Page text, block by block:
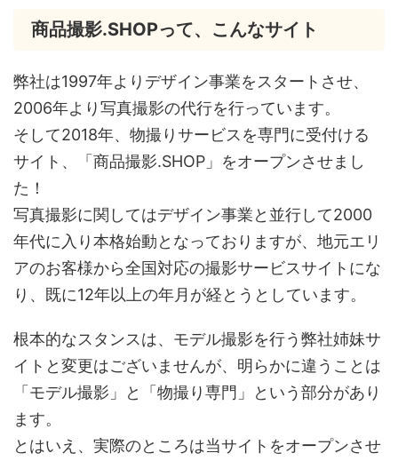
商品撮影.SHOPって、こんなサイト
弊社は1997年よりデザイン事業をスタートさせ、
2006年より写真撮影の代行を行っています。
そして2018年、物撮りサービスを専門に受付ける
サイト、「商品撮影.SHOP」をオープンさせまし
た！
写真撮影に関してはデザイン事業と並行して2000
年代に入り本格始動となっておりますが、地元エリ
アのお客様から全国対応の撮影サービスサイトにな
り、既に12年以上の年月が経とうとしています。
根本的なスタンスは、モデル撮影を行う弊社姉妹サ
イトと変更はございませんが、明らかに違うことは
「モデル撮影」と「物撮り専門」という部分があり
ます。
とはいえ、実際のところは当サイトをオープンさせ